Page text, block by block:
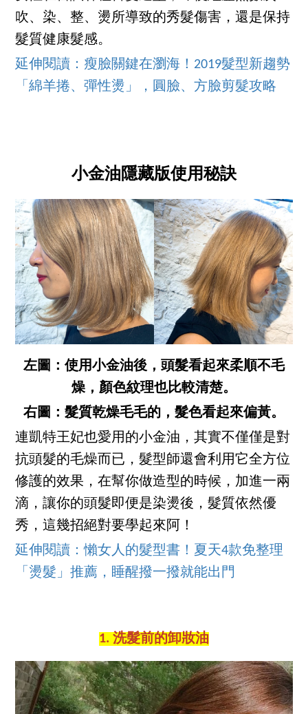
吹、染、整、燙所導致的秀髮傷害，還是保持
髮質健康髮感。
延伸閱讀：瘦臉關鍵在瀏海！2019髮型新趨勢
「綿羊捲、彈性燙」，圓臉、方臉剪髮攻略
小金油隱藏版使用秘訣
左圖：使用小金油後，頭髮看起來柔順不毛
燥，顏色紋理也比較清楚。
右圖：髮質乾燥毛毛的，髮色看起來偏黃。
連凱特王妃也愛用的小金油，其實不僅僅是對
抗頭髮的毛燥而已，髮型師還會利用它全方位
修護的效果，在幫你做造型的時候，加進一兩
滴，讓你的頭髮即便是染燙後，髮質依然優
秀，這幾招絕對要學起來阿！
延伸閱讀：懶女人的髮型書！夏天4款免整理
「燙髮」推薦，睡醒撥一撥就能出門
1. 洗髮前的卸妝油